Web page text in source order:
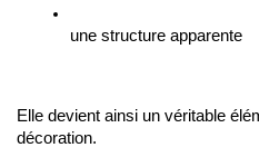
une structure apparente
Elle devient ainsi un véritable
décoration.